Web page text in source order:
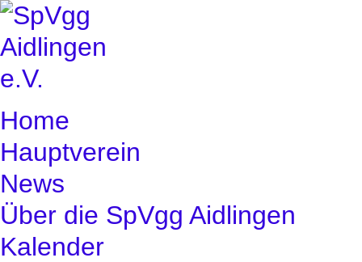
Home
Hauptverein
News
Über die SpVgg Aidlingen
Kalender